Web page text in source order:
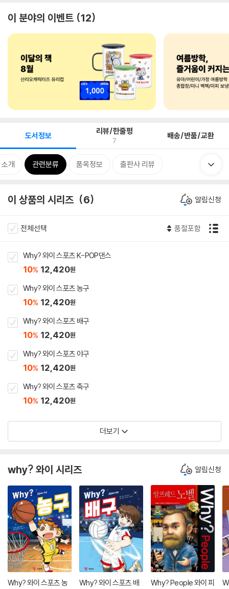
이 분야의 이벤트 12
도서정보 리뷰/한줄평
7 배송/반품/교환
개 관련분류 품목정보 출판사 리뷰
이 상품의 시리즈 6 알림신청
전체선택 품절포함
Why? 와이 스포츠 K-POP댄스
10% 12,420원
Why? 와이 스포츠 농구
10% 12,420원
Why? 와이 스포츠 배구
10% 12,420원
Why? 와이 스포츠 야구
10% 12,420원
Why? 와이 스포츠 축구
10% 12,420원
더보기
why? 와이 시리즈 알림신청
Why? 와이 스포츠 농
Why? 와이 스포츠 배
Why? People 와이 피